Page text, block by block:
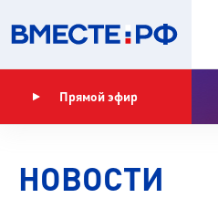
Прямой эфир
НОВОСТИ